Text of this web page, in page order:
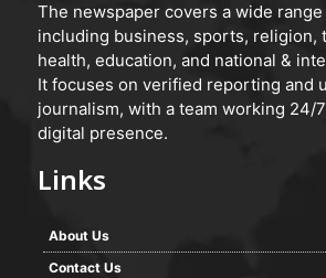
The newspaper covers a wide
including business, sports, religion,
health, education, and national &
It focuses on verified reporting and
journalism, with a team working 24/
digital presence.
Links
About Us
Contact Us